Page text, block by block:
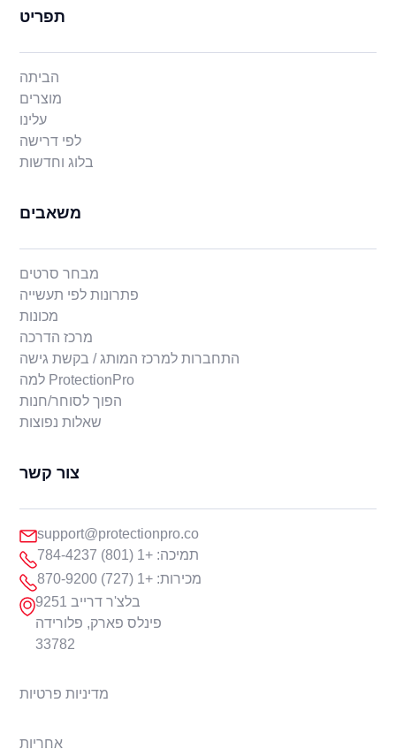
תפריט
הביתה
מוצרים
עלינו
לפי דרישה
בלוג וחדשות
משאבים
מבחר סרטים
פתרונות לפי תעשייה
מכונות
מרכז הדרכה
התחברות למרכז המותג / בקשת גישה
למה ProtectionPro
הפוך לסוחר/חנות
שאלות נפוצות
צור קשר
support@protectionpro.co
תמיכה: +1 (801) 784-4237
מכירות: +1 (727) 870-9200
9251 בלצ'ר דרייב
פינלס פארק, פלורידה
33782
מדיניות פרטיות
אחריות